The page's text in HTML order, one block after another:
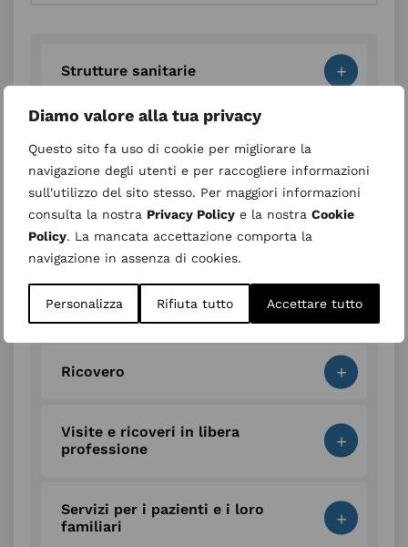
Diamo valore alla tua privacy
Questo sito fa uso di cookie per migliorare la
navigazione degli utenti e per raccogliere informazioni
sull'utilizzo del sito stesso. Per maggiori informazioni
consulta la nostra Privacy Policy e la nostra Cookie
Policy. La mancata accettazione comporta la
navigazione in assenza di cookies.
Personalizza Rifiuta tutto Accettare tutto
+
Strutture sanitarie
+
Visite ed esami
Documentazione sanitaria
+
In caso di emergenza
+
Ricovero
+
Visite e ricoveri in libera
professione
+
Servizi per i pazienti e i loro
familiari